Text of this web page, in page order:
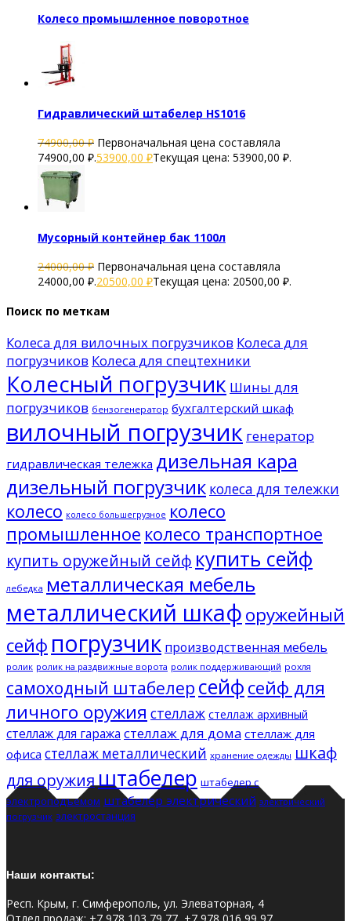
Колесо промышленное поворотное
Гидравлический штабелер HS1016
74900,00₽ Первоначальная цена составляла
74900,00 ₽.53900,00 ₽Текущая цена: 53900,00 ₽.
Мусорный контейнер бак 1100л
24000,00₽ Первоначальная цена составляла
24000,00 ₽.20500,00 ₽Текущая цена: 20500,00 ₽.
Поиск по меткам
Колеса для вилочных погрузчиков Колеса для
погрузчиков Колеса для спецтехники
Колесный погрузчик Шины для
погрузчиков бензогенератор бухгалтерский шкаф
вилочный погрузчик генератор
гидравлическая тележка дизельная кара
дизельный погрузчик колеса для тележки
колесо колесо большегрузное колесо
промышленное колесо транспортное
купить оружейный сейф купить сейф
лебедка металлическая мебель
металлический шкафоружейный
сейф погрузчик производственная мебель
ролик ролик на раздвижные ворота ролик поддерживающий рохля
самоходный штабелер сейфсейф для
личного оружия стеллаж стеллаж архивный
стеллаж для гаража стеллаж для дома стеллаж для
офиса стеллаж металлический хранение одежды шкаф
для оружияштабелер штабелер с
электроподъемом штабелер электрический электрический
погрузчик электростанция
Наши контакты:
Респ. Крым, г. Симферополь, ул. Элеваторная, 4